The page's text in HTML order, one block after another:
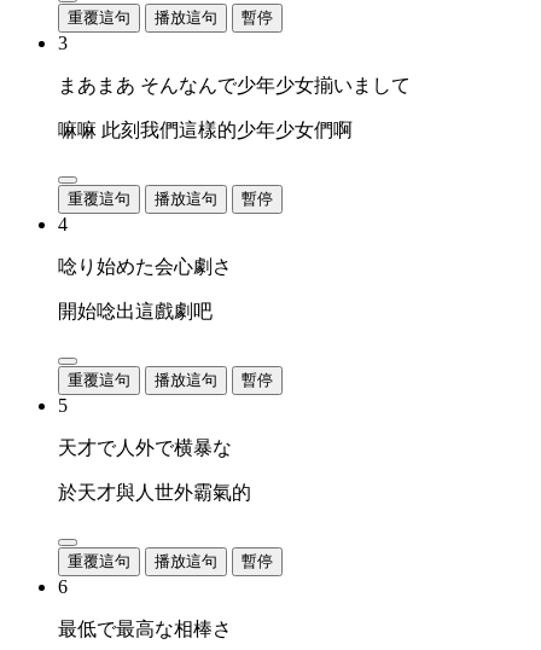
重覆這句 播放這句 暫停
3
まあまあ そんなんで少年少女揃いまして
嘛嘛 此刻我們這樣的少年少女們啊
重覆這句 播放這句 暫停
4
唸り始めた会心劇さ
開始唸出這戲劇吧
重覆這句 播放這句 暫停
5
天才で人外で横暴な
於天才與人世外霸氣的
重覆這句 播放這句 暫停
6
最低で最高な相棒さ